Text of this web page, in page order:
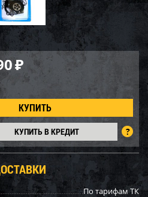
₽
КУПИТЬ В КРЕДИТ
По тарифам ТК